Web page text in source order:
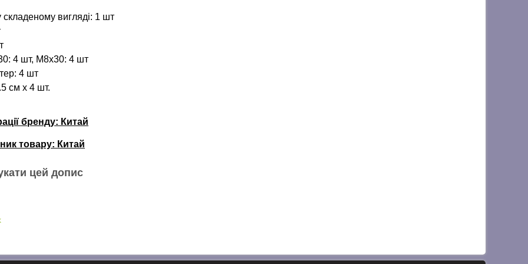
вигляді: 1 шт
4 шт, М8х30: 4 шт
4 шт
см х 4 шт.
бренду: Китай
товару: Китай
цей допис